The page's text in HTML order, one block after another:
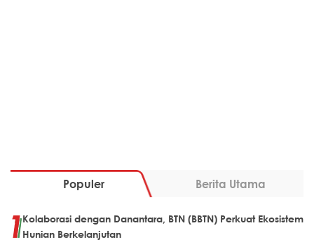
Populer Berita Utama
Kolaborasi dengan Danantara, BTN (BBTN) Perkuat Ekosistem
Hunian Berkelanjutan